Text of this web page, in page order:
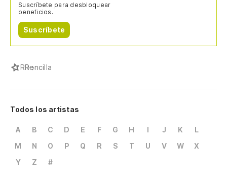
Suscríbete para desbloquear
beneficios.
Suscríbete
RRencilla
Todos los artistas
A B C D E F G H I J K
L
M
N O P Q R S T U V W
X
Y
Z #